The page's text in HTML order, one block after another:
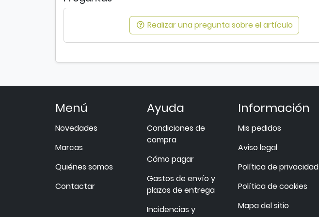
Realizar una pregunta sobre el artículo
Menú
Novedades
Marcas
Quiénes somos
Contactar
Ayuda
Condiciones de
compra
Cómo pagar
Gastos de envío y
plazos de entrega
Incidencias y
Información
Mis pedidos
Aviso legal
Política de privacidad
Política de cookies
Mapa del sitio